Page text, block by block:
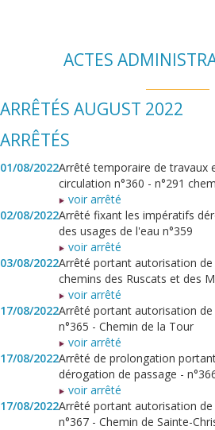
ACTES
ARRÊTÉS AUGUST 2022
ARRÊTÉS
01/08/2022Arrêté temporaire de travaux
circulation n°360 - n°291
voir arrêté
02/08/2022Arrêté fixant les impératifs
des usages de l'eau n°359
voir arrêté
03/08/2022Arrêté portant autorisation
chemins des Ruscats et des
voir arrêté
17/08/2022Arrêté portant autorisation
n°365 - Chemin de la Tour
voir arrêté
17/08/2022Arrêté de prolongation
dérogation de passage -
voir arrêté
17/08/2022Arrêté portant autorisation
n°367 - Chemin de Sainte-